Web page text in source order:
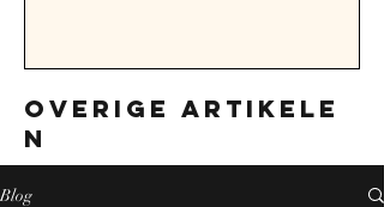
overige artikele
n
Blog